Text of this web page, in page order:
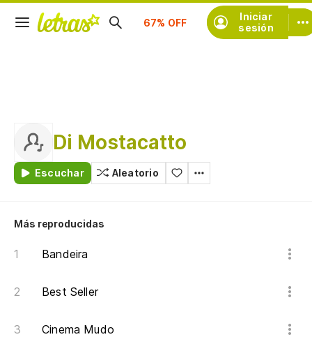
Iniciar
sesión
Suscríbete
Di Mostacatto
Escuchar Aleatorio
Más reproducidas
Bandeira
Best Seller
Cinema Mudo